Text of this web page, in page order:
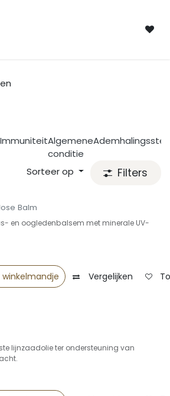
ImmuniteitAlgemene
conditie
Sorteer op Filters
Balm
en oogledenbalsem met minerale UV-
Vergelijken
lijnzaadolie ter ondersteuning van